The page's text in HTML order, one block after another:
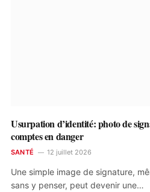
Usurpation d’identité: photo de
comptes en danger
SANTÉ 12 juillet 2026
Une simple image de signature,
sans y penser, peut devenir une…